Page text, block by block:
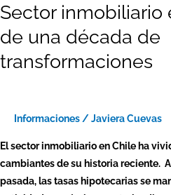
Sector inmobiliario
de una década de
transformaciones
Informaciones /Javiera Cuevas
El sector inmobiliario en Chile ha
cambiantes de su historia reciente.
pasada, las tasas hipotecarias se